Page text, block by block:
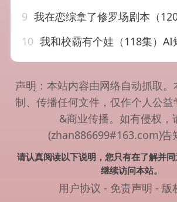
9 我在恋综拿了修罗场剧本（
10 我和校霸有个娃（118集）AI
声明：本站内容由网络自动抓取。
制、传播任何文件，仅作个人公
&商业传播。如有侵权，
(zhan886699#163.com)告
请认真阅读以下说明，您只有在了解并
继续访问本站。
用户协议 - 免责声明 - 版